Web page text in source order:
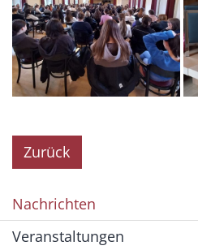
Zurück
Nachrichten
Veranstaltungen